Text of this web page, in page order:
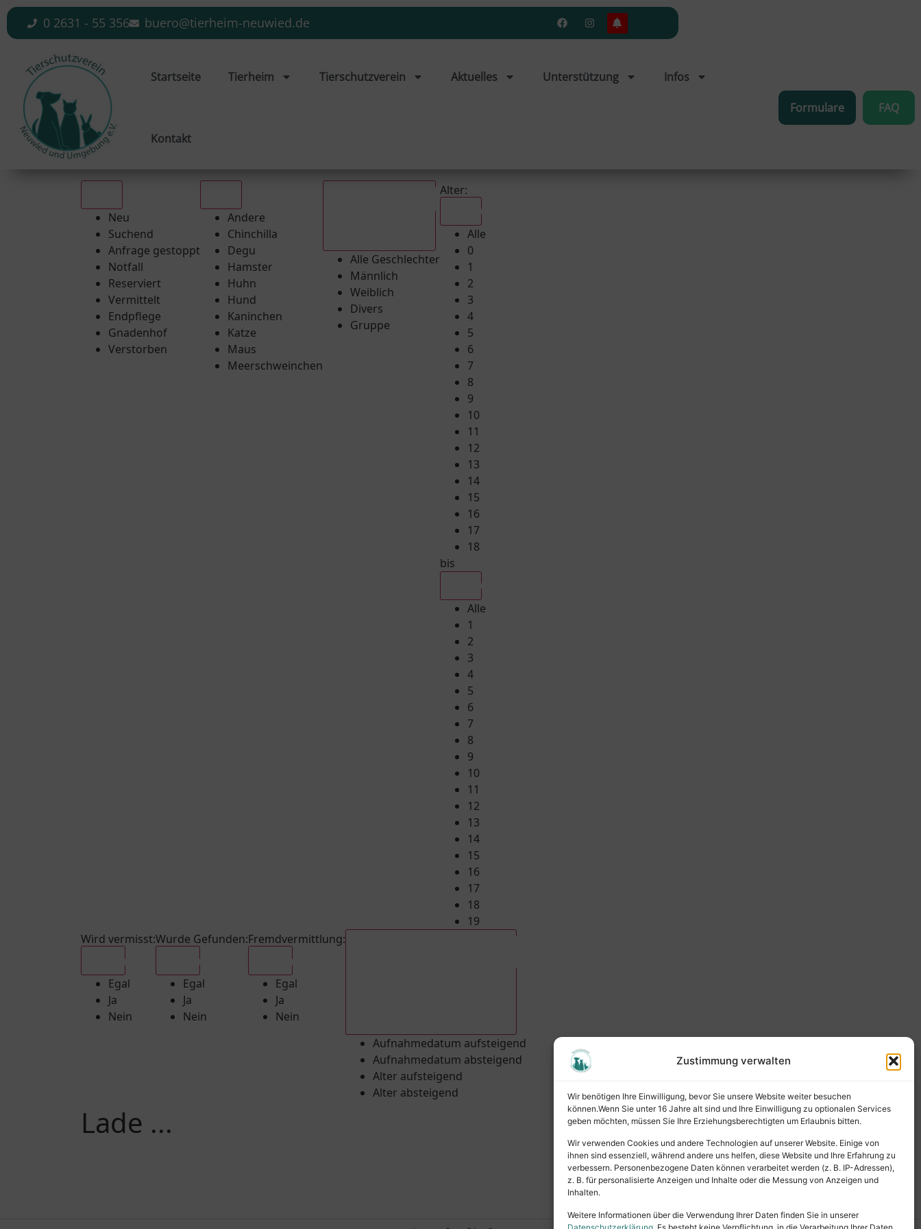
Zustimmung verwalten
Wir benötigen Ihre Einwilligung, bevor Sie unsere Website weiter besuchen
können.Wenn Sie unter 16 Jahre alt sind und Ihre Einwilligung zu optionalen Services
geben möchten, müssen Sie Ihre Erziehungsberechtigten um Erlaubnis bitten.
Wir verwenden Cookies und andere Technologien auf unserer Website. Einige von
ihnen sind essenziell, während andere uns helfen, diese Website und Ihre Erfahrung zu
verbessern. Personenbezogene Daten können verarbeitet werden (z. B. IP-Adressen),
z. B. für personalisierte Anzeigen und Inhalte oder die Messung von Anzeigen und
Inhalten.
Weitere Informationen über die Verwendung Ihrer Daten finden Sie in unserer
0 2631 - 55 356 buero@tierheim-neuwied.de
Startseite Tierheim Tierschutzverein Aktuelles Unterstützung Infos
Kontakt
Formulare FAQ
Neu
Suchend
Anfrage gestoppt
Notfall
Reserviert
Vermittelt
Endpflege
Gnadenhof
Verstorben
Andere
Chinchilla
Degu
Hamster
Huhn
Hund
Kaninchen
Katze
Maus
Meerschweinchen
Alle Geschlechter
Männlich
Weiblich
Divers
Gruppe
Alter:
Alle
0
1
2
3
4
5
6
7
8
9
10
11
12
13
14
15
16
17
18
bis
Alle
1
2
3
4
5
6
7
8
9
10
11
12
13
14
15
16
17
18
19
Wird vermisst:
Egal
Ja
Nein
Wurde Gefunden:
Egal
Ja
Nein
Fremdvermittlung:
Egal
Ja
Nein
Aufnahmedatum aufsteigend
Aufnahmedatum absteigend
Alter aufsteigend
Alter absteigend
Lade ...